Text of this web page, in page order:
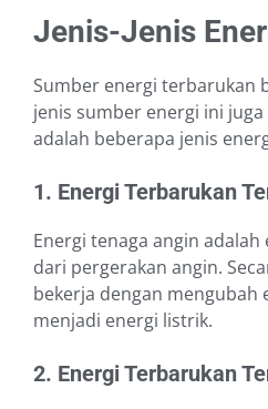
Jenis-Jenis
Sumber energi terbarukan
jenis sumber energi ini
adalah beberapa jenis
1. Energi Terbarukan
Energi tenaga angin
dari pergerakan angin.
bekerja dengan mengubah
menjadi energi listrik.
2. Energi Terbarukan